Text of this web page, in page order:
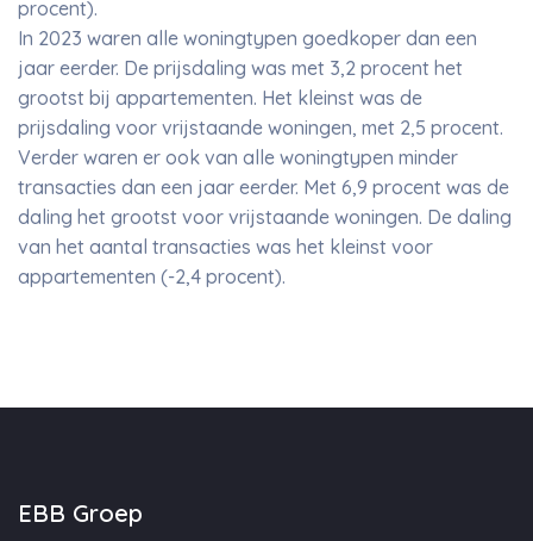
procent).
In 2023 waren alle woningtypen goedkoper dan een
jaar eerder. De prijsdaling was met 3,2 procent het
grootst bij appartementen. Het kleinst was de
prijsdaling voor vrijstaande woningen, met 2,5 procent.
Verder waren er ook van alle woningtypen minder
transacties dan een jaar eerder. Met 6,9 procent was de
daling het grootst voor vrijstaande woningen. De daling
van het aantal transacties was het kleinst voor
appartementen (-2,4 procent).
EBB Groep